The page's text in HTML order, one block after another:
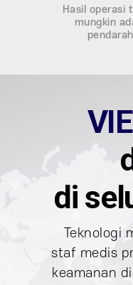
Hasil operasi
mungkin
di
Teknologi
staf medis
keamanan